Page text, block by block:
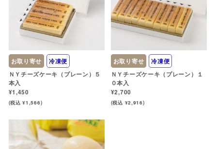
お取り寄せ
冷凍便
ＮＹチーズケーキ（プレーン）５
本入
¥1,450
(税込 ¥1,566)
お取り寄せ
冷凍便
ＮＹチーズケーキ（プレーン）１
０本入
¥2,700
(税込 ¥2,916)